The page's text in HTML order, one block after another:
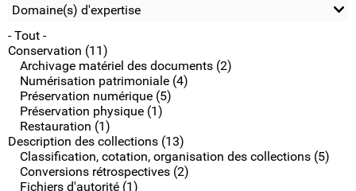
Domaine(s) d'expertise
- Tout -
Conservation (11)
Archivage matériel des documents (2)
Numérisation patrimoniale (4)
Préservation numérique (5)
Préservation physique (1)
Restauration (1)
Description des collections (13)
Classification, cotation, organisation des collections (5)
Conversions rétrospectives (2)
Fichiers d'autorité (1)